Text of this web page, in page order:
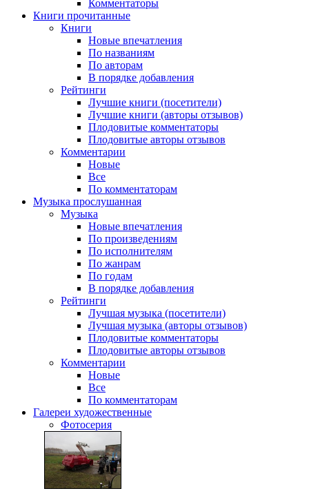
Комментаторы
Книги прочитанные
Книги
Новые впечатления
По названиям
По авторам
В порядке добавления
Рейтинги
Лучшие книги (посетители)
Лучшие книги (авторы отзывов)
Плодовитые комментаторы
Плодовитые авторы отзывов
Комментарии
Новые
Все
По комментаторам
Музыка прослушанная
Музыка
Новые впечатления
По произведениям
По исполнителям
По жанрам
По годам
В порядке добавления
Рейтинги
Лучшая музыка (посетители)
Лучшая музыка (авторы отзывов)
Плодовитые комментаторы
Плодовитые авторы отзывов
Комментарии
Новые
Все
По комментаторам
Галереи художественные
Фотосерия